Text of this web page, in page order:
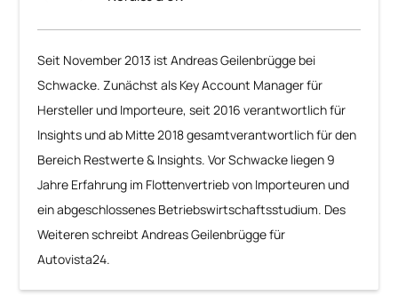
Seit November 2013 ist Andreas Geilenbrügge bei
Schwacke. Zunächst als Key Account Manager für
Hersteller und Importeure, seit 2016 verantwortlich für
Insights und ab Mitte 2018 gesamtverantwortlich für den
Bereich Restwerte & Insights. Vor Schwacke liegen 9
Jahre Erfahrung im Flottenvertrieb von Importeuren und
ein abgeschlossenes Betriebswirtschaftsstudium. Des
Weiteren schreibt Andreas Geilenbrügge für
Autovista24.